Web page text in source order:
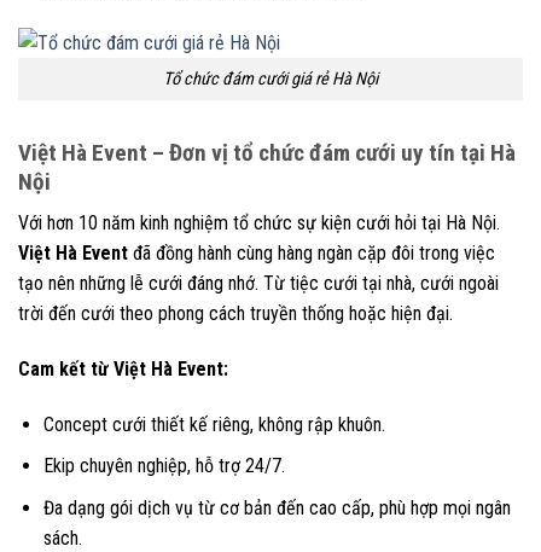
Tổ chức đám cưới giá rẻ Hà Nội
Việt Hà Event – Đơn vị tổ chức đám cưới uy tín tại Hà
Nội
Với hơn 10 năm kinh nghiệm tổ chức sự kiện cưới hỏi tại Hà Nội.
Việt Hà Event đã đồng hành cùng hàng ngàn cặp đôi trong việc
tạo nên những lễ cưới đáng nhớ. Từ tiệc cưới tại nhà, cưới ngoài
trời đến cưới theo phong cách truyền thống hoặc hiện đại.
Cam kết từ Việt Hà Event:
Concept cưới thiết kế riêng, không rập khuôn.
Ekip chuyên nghiệp, hỗ trợ 24/7.
Đa dạng gói dịch vụ từ cơ bản đến cao cấp, phù hợp mọi ngân
sách.